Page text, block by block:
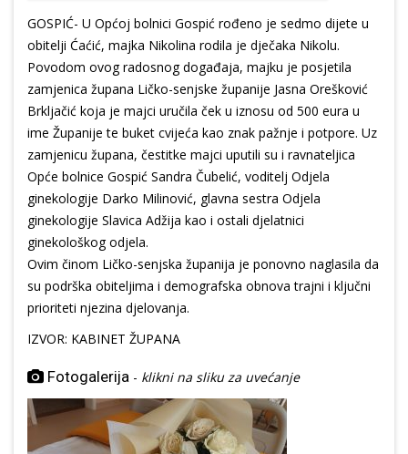
GOSPIĆ- U Općoj bolnici Gospić rođeno je sedmo dijete u
obitelji Ćaćić, majka Nikolina rodila je dječaka Nikolu.
Povodom ovog radosnog događaja, majku je posjetila
zamjenica župana Ličko-senjske županije Jasna Orešković
Brkljačić koja je majci uručila ček u iznosu od 500 eura u
ime Županije te buket cvijeća kao znak pažnje i potpore. Uz
zamjenicu župana, čestitke majci uputili su i ravnateljica
Opće bolnice Gospić Sandra Čubelić, voditelj Odjela
ginekologije Darko Milinović, glavna sestra Odjela
ginekologije Slavica Adžija kao i ostali djelatnici
ginekološkog odjela.
Ovim činom Ličko-senjska županija je ponovno naglasila da
su podrška obiteljima i demografska obnova trajni i ključni
prioriteti njezina djelovanja.
IZVOR: KABINET ŽUPANA
Fotogalerija - klikni na sliku za uvećanje